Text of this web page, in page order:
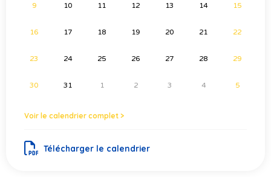
9 10 11 12 13 14 15
16 17 18 19 20 21 22
23 24 25 26 27 28 29
30 31 1 2 3 4 5
Voir le calendrier complet >
Télécharger le calendrier